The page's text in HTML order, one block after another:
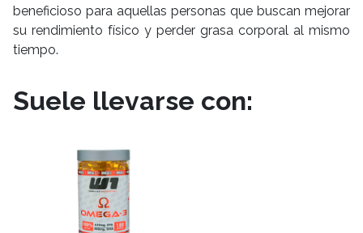
beneficioso para aquellas personas que buscan mejorar
su rendimiento físico y perder grasa corporal al mismo
tiempo.
Suele llevarse con: